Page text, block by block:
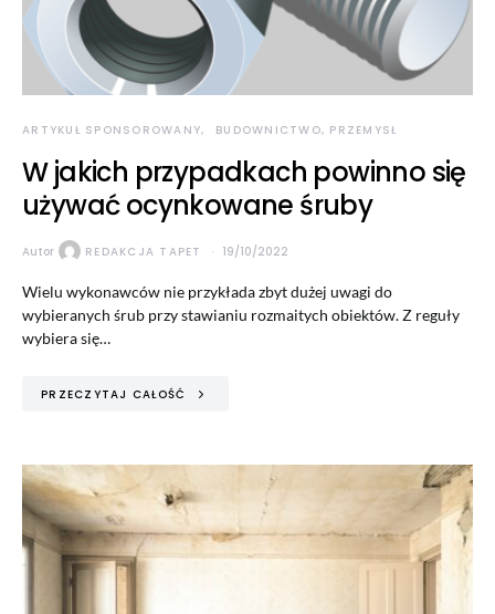
ARTYKUŁ SPONSOROWANY BUDOWNICTWO, PRZEMYSŁ
W jakich przypadkach powinno się
używać ocynkowane śruby
Autor REDAKCJA TAPET 19/10/2022
Wielu wykonawców nie przykłada zbyt dużej uwagi do
wybieranych śrub przy stawianiu rozmaitych obiektów. Z reguły
wybiera się…
PRZECZYTAJ CAŁOŚĆ